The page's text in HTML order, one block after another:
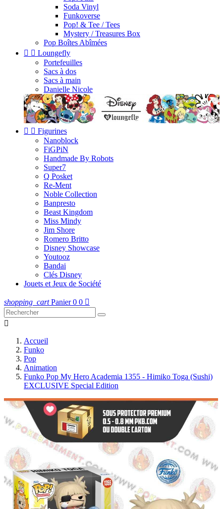
Soda Vinyl
Funkoverse
Pop! & Tee / Tees
Mystery / Treasures Box
Pop Boîtes Abîmées
  Loungefly
Portefeuilles
Sacs à dos
Sacs à main
Danielle Nicole
  Figurines
Nanoblock
FiGPiN
Handmade By Robots
Super7
Q Posket
Re-Ment
Noble Collection
Banpresto
Beast Kingdom
Miss Mindy
Jim Shore
Romero Britto
Disney Showcase
Youtooz
Bandai
Clés Disney
Jouets et Jeux de Société
shopping_cart Panier 0 0 

Accueil
Funko
Pop
Animation
Funko Pop My Hero Academia 1355 - Himiko Toga (Sushi)
EXCLUSIVE Special Edition